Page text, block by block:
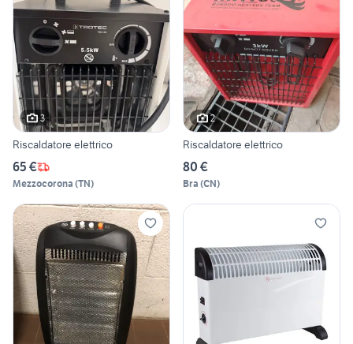
3
Riscaldatore elettrico
65 €
Mezzocorona (TN)
2
Riscaldatore elettrico
80 €
Bra (CN)